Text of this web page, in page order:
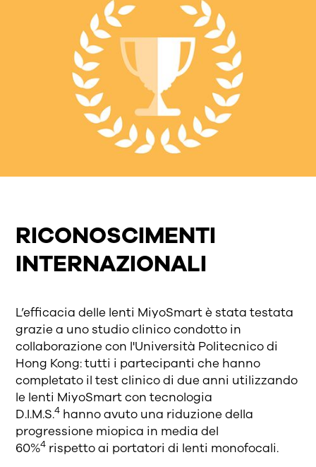
RICONOSCIMENTI
INTERNAZIONALI
L’efficacia delle lenti MiyoSmart è stata testata
grazie a uno studio clinico condotto in
collaborazione con l'Università Politecnico di
Hong Kong: tutti i partecipanti che hanno
completato il test clinico di due anni utilizzando
le lenti MiyoSmart con tecnologia
D.I.M.S.4 hanno avuto una riduzione della
progressione miopica in media del
60%4 rispetto ai portatori di lenti monofocali.